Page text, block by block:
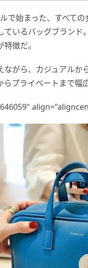
で始まった、すべて
いるバッグブランド
徴だ。
ながら、カジュアル
プライベートまで幅